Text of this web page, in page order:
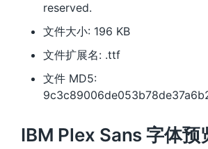
reserved.
文件大小: 196 KB
文件扩展名: .ttf
文件 MD5:
IBM Plex Sans 字体预